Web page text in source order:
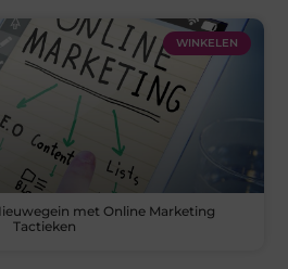
WINKELEN
met Online Marketing
Tactieken